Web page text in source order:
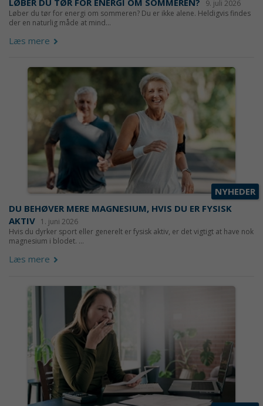
9. juli 2026
Løber du tør for energi om sommeren? Du er ikke alene. Heldigvis findes
der en naturlig måde at mind...
Læs mere
NYHEDER
DU BEHØVER MERE MAGNESIUM, HVIS DU ER FYSISK
AKTIV 1. juni 2026
Hvis du dyrker sport eller generelt er fysisk aktiv, er det vigtigt at have nok
magnesium i blodet. ...
Læs mere